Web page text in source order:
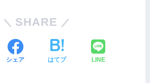
SHARE
シェア はてブ LINE